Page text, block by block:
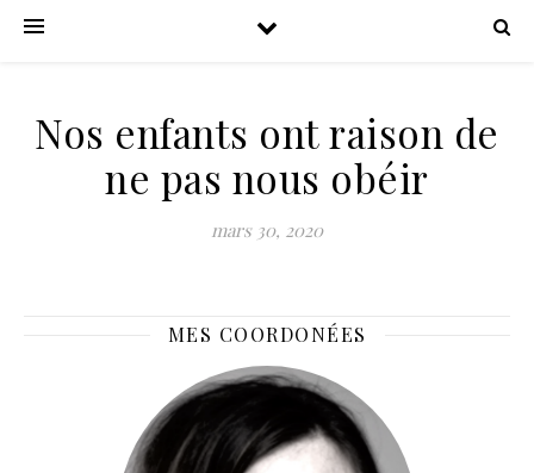
Nos enfants ont raison de
ne pas nous obéir
mars 30, 2020
MES COORDONÉES